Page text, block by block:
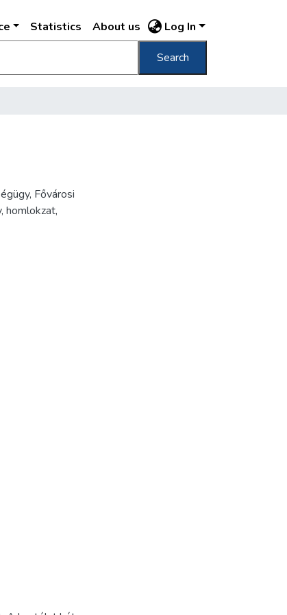
Statistics About us Log In
Search
Fővárosi
homlokzat,